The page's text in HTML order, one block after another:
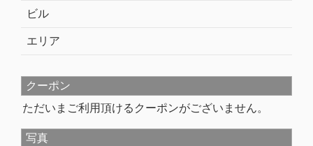
ビル
エリア
クーポン
ただいまご利用頂けるクーポンがございません。
写真